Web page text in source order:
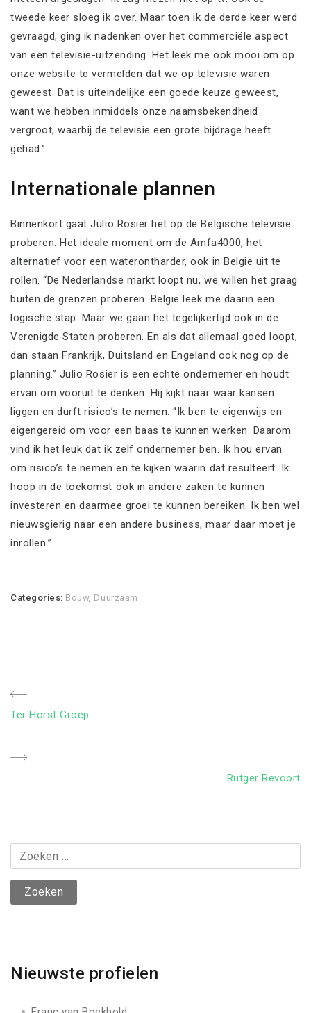
tweede keer sloeg ik over. Maar toen ik de derde keer werd
gevraagd, ging ik nadenken over het commerciële aspect
van een televisie-uitzending. Het leek me ook mooi om op
onze website te vermelden dat we op televisie waren
geweest. Dat is uiteindelijke een goede keuze geweest,
want we hebben inmiddels onze naamsbekendheid
vergroot, waarbij de televisie een grote bijdrage heeft
gehad.”
Internationale plannen
Binnenkort gaat Julio Rosier het op de Belgische televisie
proberen. Het ideale moment om de Amfa4000, het
alternatief voor een waterontharder, ook in België uit te
rollen. “De Nederlandse markt loopt nu, we willen het graag
buiten de grenzen proberen. België leek me daarin een
logische stap. Maar we gaan het tegelijkertijd ook in de
Verenigde Staten proberen. En als dat allemaal goed loopt,
dan staan Frankrijk, Duitsland en Engeland ook nog op de
planning.” Julio Rosier is een echte ondernemer en houdt
ervan om vooruit te denken. Hij kijkt naar waar kansen
liggen en durft risico’s te nemen. “Ik ben te eigenwijs en
eigengereid om voor een baas te kunnen werken. Daarom
vind ik het leuk dat ik zelf ondernemer ben. Ik hou ervan
om risico’s te nemen en te kijken waarin dat resulteert. Ik
hoop in de toekomst ook in andere zaken te kunnen
investeren en daarmee groei te kunnen bereiken. Ik ben wel
nieuwsgierig naar een andere business, maar daar moet je
inrollen.”
Categories: Bouw, Duurzaam
Bericht
Previous
Ter Horst Groep
Next
Rutger Revoort
Zoeken
naar:
Nieuwste profielen